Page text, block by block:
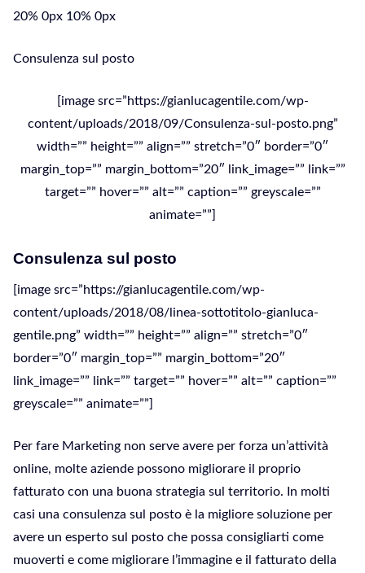
20% 0px 10% 0px
Consulenza sul posto
[image src=”https://gianlucagentile.com/wp-
content/uploads/2018/09/Consulenza-sul-posto.png”
width=”” height=”” align=”” stretch=”0″ border=”0″
margin_top=”” margin_bottom=”20″ link_image=”” link=””
target=”” hover=”” alt=”” caption=”” greyscale=””
animate=””]
Consulenza sul posto
[image src=”https://gianlucagentile.com/wp-
content/uploads/2018/08/linea-sottotitolo-gianluca-
gentile.png” width=”” height=”” align=”” stretch=”0″
border=”0″ margin_top=”” margin_bottom=”20″
link_image=”” link=”” target=”” hover=”” alt=”” caption=””
greyscale=”” animate=””]
Per fare Marketing non serve avere per forza un’attività
online, molte aziende possono migliorare il proprio
fatturato con una buona strategia sul territorio. In molti
casi una consulenza sul posto è la migliore soluzione per
avere un esperto sul posto che possa consigliarti come
muoverti e come migliorare l’immagine e il fatturato della